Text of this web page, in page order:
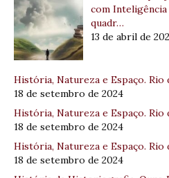
com
quadr…
13 de abril de
História, Natureza e Espaço. Rio
18 de setembro de 2024
História, Natureza e Espaço. Rio
18 de setembro de 2024
História, Natureza e Espaço. Rio
18 de setembro de 2024